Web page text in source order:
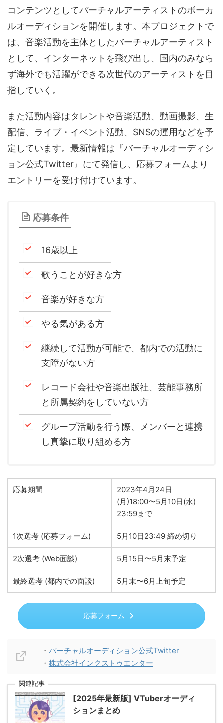
カメラ キャンペーン クラウドファンディング
ソーシャルVR デジモノ バーチャルYouTuber
パノラマ ボカロ メタバース レポート
海外 演劇・舞台 特集企画 生成AI
コンテンツとしてバーチャルアーティストのボーカ
ルオーディションを開催します。本プロジェクトで
は、音楽活動を主体としたバーチャルアーティスト
として、インターネットを飛び出し、国内のみなら
ず海外でも活躍ができる次世代のアーティストを目
指していく。
また活動内容はタレントや音楽活動、動画撮影、生
配信、ライブ・イベント活動、SNSの運用などを予
定しています。最新情報は『バーチャルオーディシ
ョン公式Twitter』にて発信し、応募フォームより
エントリーを受け付けています。
応募条件
16歳以上
歌うことが好きな方
音楽が好きな方
やる気がある方
継続して活動が可能で、都内での活動に
支障がない方
レコード会社や音楽出版社、芸能事務所
と所属契約をしていない方
グループ活動を行う際、メンバーと連携
し真摯に取り組める方
応募期間
2023年4月24日
(月)18:00〜5月10日(水)
23:59まで
1次選考 (応募フォーム) 5月10日23:49 締め切り
2次選考 (Web面談) 5月15日〜5月末予定
最終選考 (都内での面談) 5月末〜6月上旬予定
応募フォーム
・ バーチャルオーディション公式Twitter
・ 株式会社インクストゥエンター
関連記事
[2025年最新版] VTuberオーディ
ションまとめ